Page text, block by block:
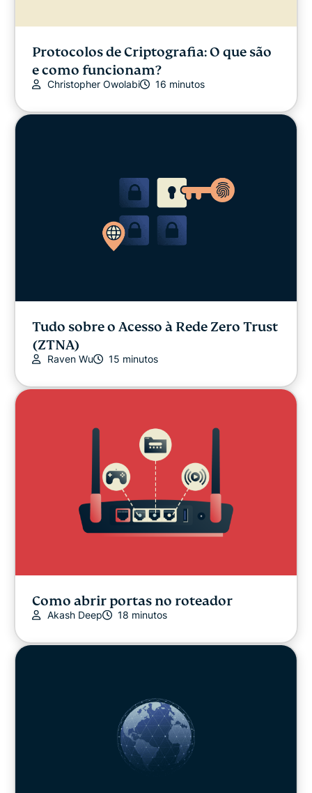
Protocolos de Criptografia: O que são
e como funcionam?
Christopher Owolabi 16 minutos
Tudo sobre o Acesso à Rede Zero Trust
(ZTNA)
Raven Wu 15 minutos
Como abrir portas no roteador
Akash Deep 18 minutos